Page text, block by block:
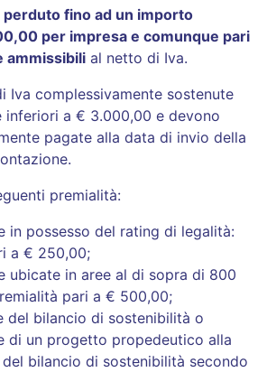
fino ad un importo
per impresa e comunque pari
ammissibili al netto di Iva.
Iva complessivamente sostenute
inferiori a € 3.000,00 e devono
pagate alla data di invio della
premialità:
in possesso del rating di legalità:
a € 250,00;
ubicate in aree al di sopra di 800
pari a € 500,00;
del bilancio di sostenibilità o
di un progetto propedeutico alla
bilancio di sostenibilità secondo